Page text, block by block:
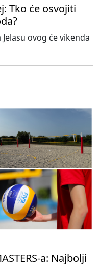
Tko će osvojiti
ovog će vikenda
a: Najbolji